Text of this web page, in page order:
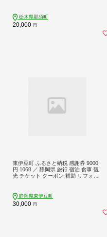
栃木県那須町
20,000 円
東伊豆町 ふるさと納税 感謝券 9000
円 1068 ／ 静岡県 旅行 宿泊 食事 観
光 チケット クーポン 補助 リフォー
静岡県東伊豆町
30,000 円